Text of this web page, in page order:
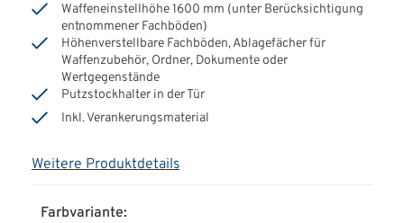
Waffeneinstellhöhe 1600 mm (unter Berücksichtigung
entnommener Fachböden)
Höhenverstellbare Fachböden, Ablagefächer für
Waffenzubehör, Ordner, Dokumente oder
Wertgegenstände
Putzstockhalter in der Tür
Inkl. Verankerungsmaterial
Weitere Produktdetails
Farbvariante: